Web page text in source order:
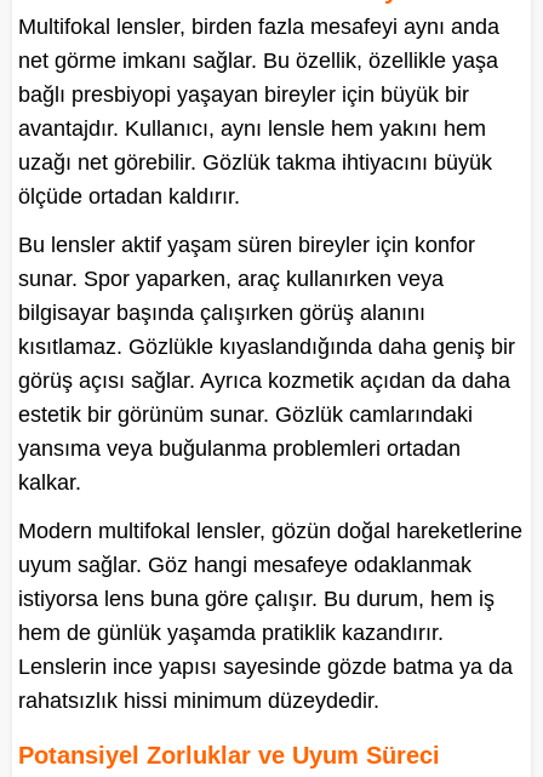
Multifokal lensler, birden fazla mesafeyi aynı anda
net görme imkanı sağlar. Bu özellik, özellikle yaşa
bağlı presbiyopi yaşayan bireyler için büyük bir
avantajdır. Kullanıcı, aynı lensle hem yakını hem
uzağı net görebilir. Gözlük takma ihtiyacını büyük
ölçüde ortadan kaldırır.
Bu lensler aktif yaşam süren bireyler için konfor
sunar. Spor yaparken, araç kullanırken veya
bilgisayar başında çalışırken görüş alanını
kısıtlamaz. Gözlükle kıyaslandığında daha geniş bir
görüş açısı sağlar. Ayrıca kozmetik açıdan da daha
estetik bir görünüm sunar. Gözlük camlarındaki
yansıma veya buğulanma problemleri ortadan
kalkar.
Modern multifokal lensler, gözün doğal hareketlerine
uyum sağlar. Göz hangi mesafeye odaklanmak
istiyorsa lens buna göre çalışır. Bu durum, hem iş
hem de günlük yaşamda pratiklik kazandırır.
Lenslerin ince yapısı sayesinde gözde batma ya da
rahatsızlık hissi minimum düzeydedir.
Potansiyel Zorluklar ve Uyum Süreci